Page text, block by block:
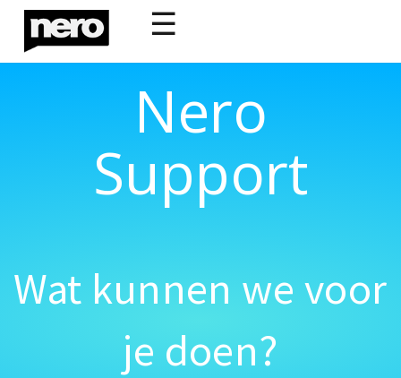
☰
Nero
Support
Wat kunnen we voor
je doen?